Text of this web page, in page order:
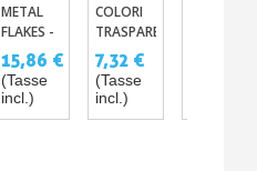
METAL
FLAKES -
FLAKES
PER
CARROZZERIA
IN PASTA
15,86 €
(Tasse
incl.)
COLORI
TRASPARENTI
CANDY -
VERNICI
ACRILICHE
7,32 €
(Tasse
incl.)